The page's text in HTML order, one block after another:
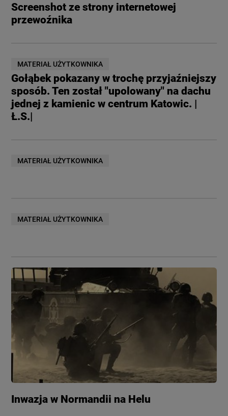
Screenshot ze strony internetowej
przewoźnika
MATERIAŁ UŻYTKOWNIKA
Gołąbek pokazany w trochę przyjaźniejszy
sposób. Ten został "upolowany" na dachu
jednej z kamienic w centrum Katowic. |
Ł.S.|
MATERIAŁ UŻYTKOWNIKA
MATERIAŁ UŻYTKOWNIKA
Inwazja w Normandii na Helu